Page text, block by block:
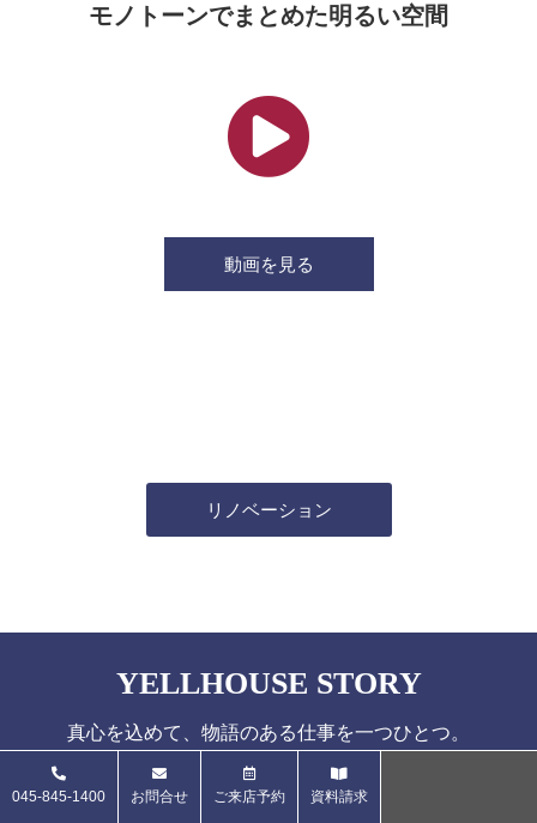
モノトーンでまとめた明るい空間
動画を見る
リノベーション
YELLHOUSE STORY
真心を込めて、物語のある仕事を一つひとつ。
ー 施 工 事 例 ー
045-845-1400 お問合せ ご来店予約 資料請求